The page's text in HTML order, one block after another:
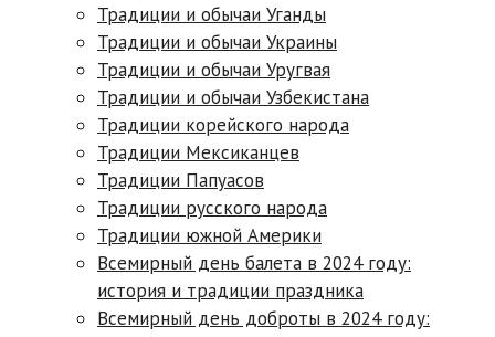
Традиции и обычаи Уганды
Традиции и обычаи Украины
Традиции и обычаи Уругвая
Традиции и обычаи Узбекистана
Традиции корейского народа
Традиции Мексиканцев
Традиции Папуасов
Традиции русского народа
Традиции южной Америки
Всемирный день балета в 2024 году:
история и традиции праздника
Всемирный день доброты в 2024 году: